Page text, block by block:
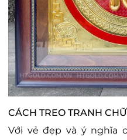
CÁCH TREO TRANH
Với vẻ đẹp và ý nghĩa